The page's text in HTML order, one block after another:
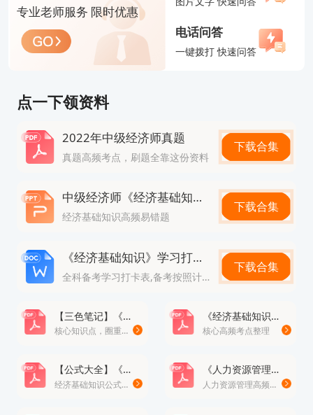
这对考生来说是一大利好。
《经济基础知识》题型分布
该科目仅有两种题型：
多项选择题：共35道，每题2分，总计70分。
满分：140分。全国统一合格分数线一般为84分。
《专业知识和实务》题型分布
该科目在单选和多选的基础上，增加了一种综合题
型，共三类：
多项选择题：共20道，每题2分，总计40分。
案例分析题：共20道，每题2分，总计40分。注意，
案例分析题本质上是不定项选择题，属于客观题，并
非主观写作题，考生需根据案例材料，结合所学知识
进行判断选择。
满分：同样为140分，合格分数线84分。
专业老师服务 限时优惠
电话问答
一键拨打 快速问答
点一下领资料
2022年中级经济师真题
真题高频考点，刷题全靠这份资料
下载合集
中级经济师《经济基础知识》高频易错题
经济基础知识高频易错题
下载合集
《经济基础知识》学习打卡表
全科备考学习打卡表,备考按照计划走
下载合集
【三色笔记】《经济基础知识》· 修正版
核心知识点，圈重点
《经济基础知识》高频考点总结100个
核心高频考点整理
【公式大全】《经济基础知识》公式
经济基础知识公式大全
《人力资源管理》高频易错题
人力资源管理高频易错题